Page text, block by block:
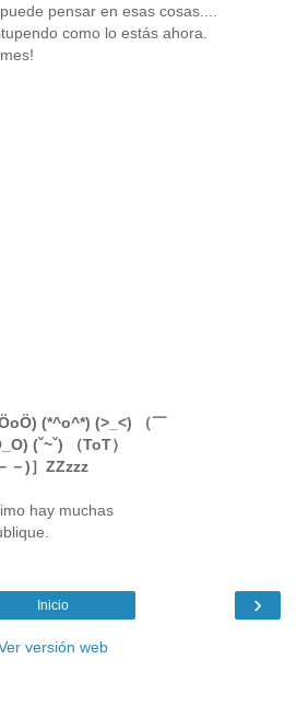
pensar en esas cosas....
como lo estás ahora.
(*^o^*) (>_<) （￣
(ˇ~ˇ) （ToT）
－)］ZZzzz
hay muchas
›
Inicio
versión web